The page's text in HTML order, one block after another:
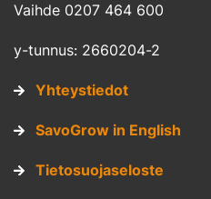
Vaihde 0207 464 600
y-tunnus: 2660204-2
Yhteystiedot
SavoGrow in English
Tietosuojaseloste